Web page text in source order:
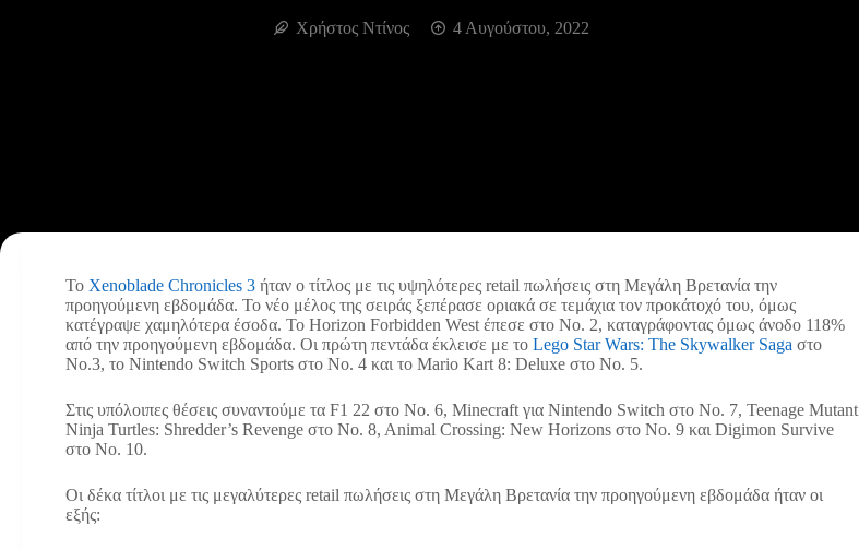
Χρήστος Ντίνος 4 Αυγούστου, 2022
Το Xenoblade Chronicles 3 ήταν ο τίτλος με τις υψηλότερες retail πωλήσεις στη Μεγάλη Βρετανία την
προηγούμενη εβδομάδα. Το νέο μέλος της σειράς ξεπέρασε οριακά σε τεμάχια τον προκάτοχό του, όμως
κατέγραψε χαμηλότερα έσοδα. Το Horizon Forbidden West έπεσε στο No. 2, καταγράφοντας όμως άνοδο 118%
από την προηγούμενη εβδομάδα. Οι πρώτη πεντάδα έκλεισε με το Lego Star Wars: The Skywalker Saga στο
No.3, το Nintendo Switch Sports στο No. 4 και το Mario Kart 8: Deluxe στο No. 5.
Στις υπόλοιπες θέσεις συναντούμε τα F1 22 στο No. 6, Minecraft για Nintendo Switch στο No. 7, Teenage Mutant
Ninja Turtles: Shredder’s Revenge στο No. 8, Animal Crossing: New Horizons στο No. 9 και Digimon Survive
στο No. 10.
Οι δέκα τίτλοι με τις μεγαλύτερες retail πωλήσεις στη Μεγάλη Βρετανία την προηγούμενη εβδομάδα ήταν οι
εξής: